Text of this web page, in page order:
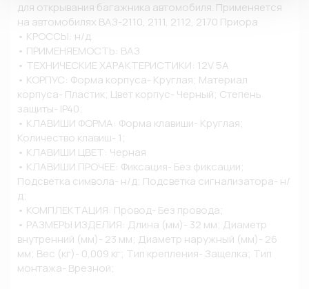
для открывания багажника автомобиля. Применяется
на автомобилях ВАЗ-2110, 2111, 2112, 2170 Приора
• КРОССЫ: н/д
• ПРИМЕНЯЕМОСТЬ: ВАЗ
• ТЕХНИЧЕСКИЕ ХАРАКТЕРИСТИКИ: 12V 5A
• КОРПУС: Форма корпуса- Круглая; Материал
корпуса- Пластик; Цвет корпус- Черный; Степень
защиты- IP40;
• КЛАВИШИ ФОРМА: Форма клавиши- Круглая;
Количество клавиш- 1;
• КЛАВИШИ ЦВЕТ: Черная
• КЛАВИШИ ПРОЧЕЕ: Фиксация- Без фиксации;
Подсветка символа- н/д; Подсветка сигнализатора- н/
д;
• КОМПЛЕКТАЦИЯ: Провод- Без провода;
• РАЗМЕРЫ ИЗДЕЛИЯ: Длина (мм)- 32 мм; Диаметр
внутренний (мм)- 23 мм; Диаметр наружный (мм)- 26
мм; Вес (кг)- 0,009 кг; Тип крепления- Защелка; Тип
монтажа- Врезной;